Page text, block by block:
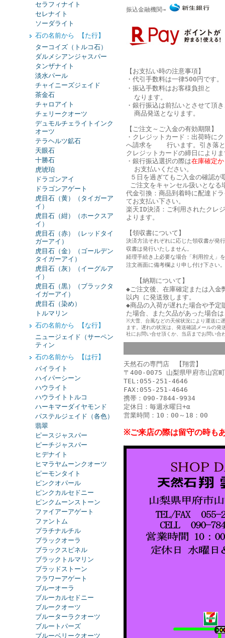
セラフィナイト
セレナイト
ソーダライト
石の名前から 【た行】
ターコイズ（トルコ石）
ダルメシアンジャスパー
タンザナイト
淡水パール
チャイニーズジェイド
茶金石
チャロアイト
チェリークオーツ
デュモルチェライトインク
オーツ
テラヘルツ鉱石
天眼石
十勝石
虎琥珀
ドラゴンアイ
ドラゴンアゲート
虎目石（黄）（タイガーア
イ）
虎目石（紺）（ホークスア
イ）
虎目石（赤）（レッドタイ
ガーアイ）
虎目石（金）（ゴールデン
タイガーアイ）
虎目石（灰）（イーグルア
イ）
虎目石（黒）（ブラックタ
イガーアイ）
虎目石（染め）
トルマリン
石の名前から 【な行】
ニュージェイド（サーペン
ティン
石の名前から 【は行】
パイライト
ハイパーシーン
ハウライト
ハウライトトルコ
ハーキマーダイヤモンド
パステルジェイド（各色）
翡翠
ピースジャスパー
ピーチジャスパー
ヒデナイト
ヒマラヤムーンクオーツ
ピーモンタイト
ピンクオパール
ピンクカルセドニー
ピンクムーンストーン
ファイアーアゲート
ファントム
プラチナルチル
ブラックオーラ
ブラックスピネル
ブラックトルマリン
ブラッドストーン
フラワーアゲート
ブルーオーラ
ブルーカルセドニー
ブルークオーツ
ブルーターラクオーツ
ブルートパーズ
ブルーベリークオーツ
振込金融機関→
【お支払い時の注意事項】
・代引手数料は一律500円です。
・振込手数料はお客様負担と
なります。
・銀行振込は前払いとさせて頂
商品発送となります。
【ご注文～ご入金の有効期限】
・クレジットカード：出荷時に
へ請求を 行います。引き落と
クレジットカードの締日により
・銀行振込選択の際は在庫確定
お支払いください。
５日を過ぎてもご入金の確認が
ご注文をキャンセル扱いとなる
代金引換：商品到着時に配達ド
てお支払い下さい。
楽天ID決済：ご利用されたクレ
よります。
【領収書について】
決済方法それぞれに応じた領収書が発
収書は発行いたしません。
経理手続き上必要な場合「利用控え」
注文画面に備考欄より申し付け下さい。
【納期について】
◆ご注文後、在庫確定または入
以内 に発送致します。
◆商品の入荷が遅れた場合や予定
た場合、また欠品があった場合
※大雪、台風などの天候状況により運送に
ます。遅れの状況は、発送確認メールの発
社にお問い合せ頂くか、当店までお問い合
天然石の専門店 【翔雲】
〒400-0075 山梨県甲府市山宮
TEL:055-251-4646
FAX:055-251-4646
携帯：090-7844-9934
定休日：毎週水曜日+α
営業時間：10：00～18：00
※ご来店の際は留守の時も